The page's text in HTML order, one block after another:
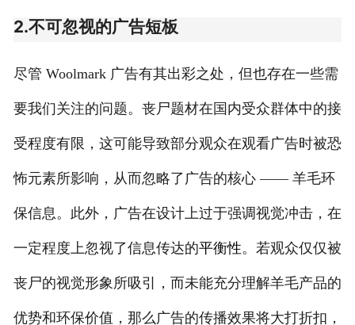
2.不可忽视的广告短板
尽管 Woolmark 广告有其出彩之处，但也存在一些需
要我们关注的问题。丧尸题材在国内受众群体中的接
受程度有限，这可能导致部分观众在观看广告时被恐
怖元素所影响，从而忽略了广告的核心 —— 羊毛环
保信息。此外，广告在设计上过于强调视觉冲击，在
一定程度上忽视了信息传达的平衡性。若观众仅仅被
丧尸的视觉形象所吸引，而未能充分理解羊毛产品的
优势和环保价值，那么广告的传播效果将大打折扣，